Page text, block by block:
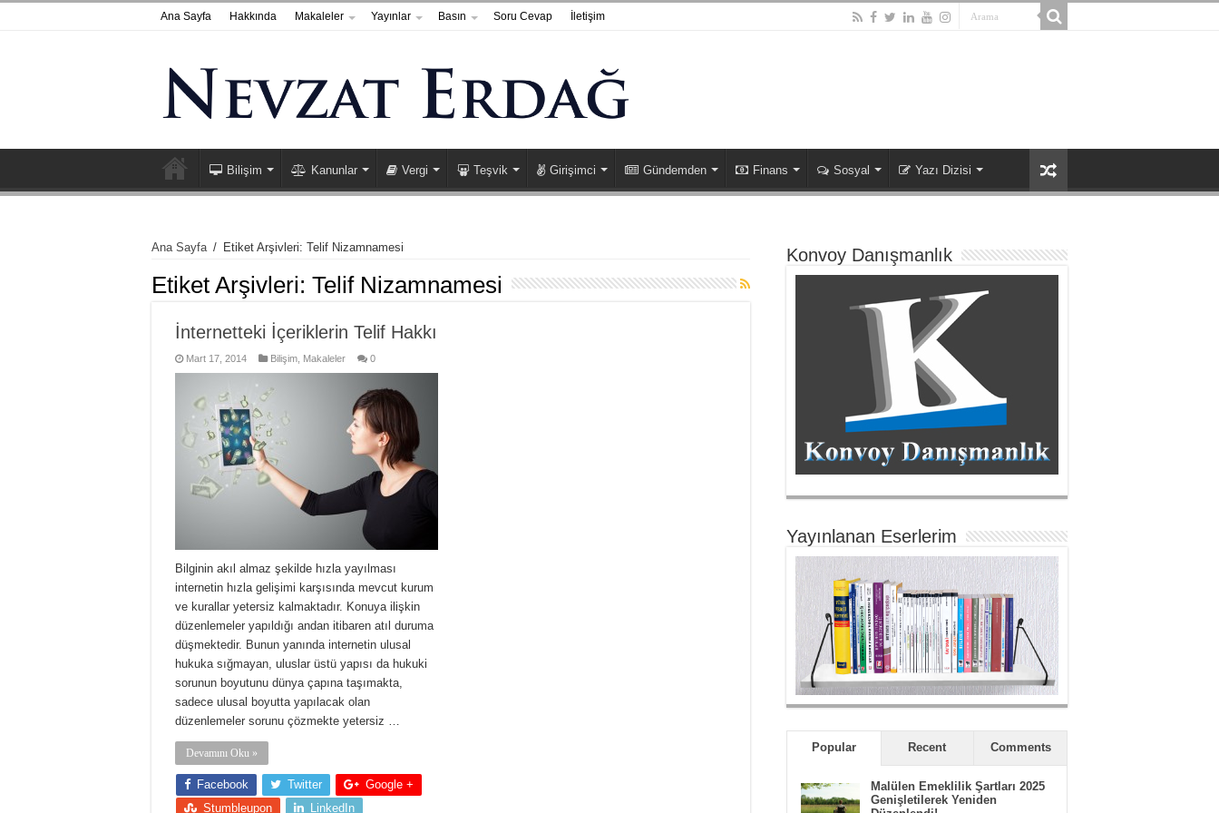
Ana Sayfa Hakkında Makaleler Yayınlar Basın Soru Cevap İletişim
Bilişim Kanunlar Vergi Teşvik Girişimci Gündemden Finans Sosyal Yazı Dizisi
Ana Sayfa / Etiket Arşivleri: Telif Nizamnamesi
Etiket Arşivleri: Telif Nizamnamesi
İnternetteki İçeriklerin Telif Hakkı
Mart 17, 2014 Bilişim Makaleler 0
Bilginin akıl almaz şekilde hızla yayılması
internetin hızla gelişimi karşısında mevcut kurum
ve kurallar yetersiz kalmaktadır. Konuya ilişkin
düzenlemeler yapıldığı andan itibaren atıl duruma
düşmektedir. Bunun yanında internetin ulusal
hukuka sığmayan, uluslar üstü yapısı da hukuki
sorunun boyutunu dünya çapına taşımakta,
sadece ulusal boyutta yapılacak olan
düzenlemeler sorunu çözmekte yetersiz …
Devamını Oku »
Facebook Twitter
Google +
Stumbleupon
LinkedIn
Konvoy Danışmanlık
Yayınlanan Eserlerim
Popular Recent Comments
Malülen Emeklilik Şartları 2025
Genişletilerek Yeniden